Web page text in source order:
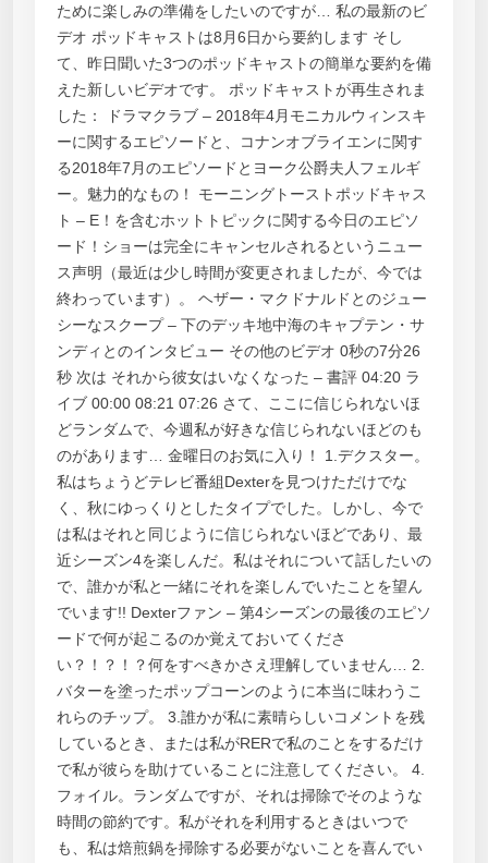
ために楽しみの準備をしたいのですが… 私の最新のビ
デオ ポッドキャストは8月6日から要約します そし
て、昨日聞いた3つのポッドキャストの簡単な要約を備
えた新しいビデオです。 ポッドキャストが再生されま
した： ドラマクラブ – 2018年4月モニカルウィンスキ
ーに関するエピソードと、コナンオブライエンに関す
る2018年7月のエピソードとヨーク公爵夫人フェルギ
ー。魅力的なもの！ モーニングトーストポッドキャス
ト – E！を含むホットトピックに関する今日のエピソ
ード！ショーは完全にキャンセルされるというニュー
ス声明（最近は少し時間が変更されましたが、今では
終わっています）。 ヘザー・マクドナルドとのジュー
シーなスクープ – 下のデッキ地中海のキャプテン・サ
ンディとのインタビュー その他のビデオ 0秒の7分26
秒 次は それから彼女はいなくなった – 書評 04:20 ラ
イブ 00:00 08:21 07:26 さて、ここに信じられないほ
どランダムで、今週私が好きな信じられないほどのも
のがあります… 金曜日のお気に入り！ 1.デクスター。
私はちょうどテレビ番組Dexterを見つけただけでな
く、秋にゆっくりとしたタイプでした。しかし、今で
は私はそれと同じように信じられないほどであり、最
近シーズン4を楽しんだ。私はそれについて話したいの
で、誰かが私と一緒にそれを楽しんでいたことを望ん
でいます!! Dexterファン – 第4シーズンの最後のエピソ
ードで何が起こるのか覚えておいてくださ
い？！？！？何をすべきかさえ理解していません… 2.
バターを塗ったポップコーンのように本当に味わうこ
れらのチップ。 3.誰かが私に素晴らしいコメントを残
しているとき、または私がRERで私のことをするだけ
で私が彼らを助けていることに注意してください。 4.
フォイル。ランダムですが、それは掃除でそのような
時間の節約です。私がそれを利用するときはいつで
も、私は焙煎鍋を掃除する必要がないことを喜んでい